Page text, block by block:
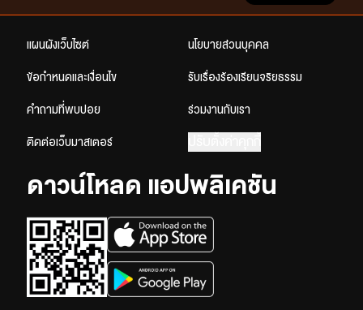
แผนผังเว็บไซต์ นโยบายส่วนบุคคล
ข้อกำหนดและเงื่อนไข รับเรื่องร้องเรียนจริยธรรม
คำถามที่พบบ่อย ร่วมงานกับเรา
ติดต่อเว็บมาสเตอร์
ดาวน์โหลด แอปพลิเคชัน